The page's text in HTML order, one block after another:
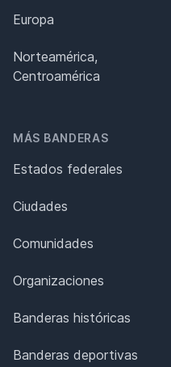
Europa
Norteamérica,
Centroamérica
MÁS BANDERAS
Estados federales
Ciudades
Comunidades
Organizaciones
Banderas históricas
Banderas deportivas